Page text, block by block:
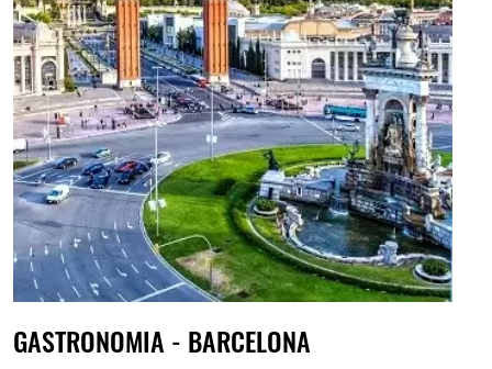
GASTRONOMIA - BARCELONA